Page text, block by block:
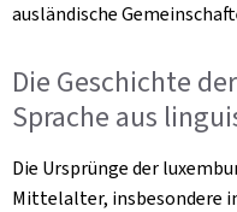
ausländische
Die Geschichte
Sprache aus
Die Ursprünge der
Mittelalter, insbesondere